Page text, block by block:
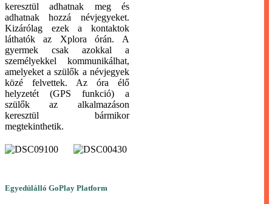
keresztül adhatnak meg és
adhatnak hozzá névjegyeket.
Kizárólag ezek a kontaktok
láthatók az Xplora órán. A
gyermek csak azokkal a
személyekkel kommunikálhat,
amelyeket a szülők a névjegyek
közé felvettek. Az óra élő
helyzetét (GPS funkció) a
szülők az alkalmazáson
keresztül bármikor
megtekinthetik.
Egyedülálló GoPlay Platform